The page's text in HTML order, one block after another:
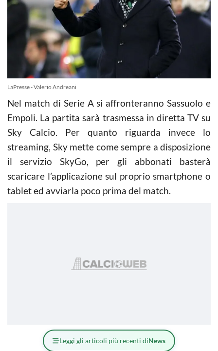
LaPresse - Valerio Andreani
Nel match di Serie A si affronteranno Sassuolo e
Empoli. La partita sarà trasmessa in diretta TV su
Sky Calcio. Per quanto riguarda invece lo
streaming, Sky mette come sempre a disposizione
il servizio SkyGo, per gli abbonati basterà
scaricare l’applicazione sul proprio smartphone o
tablet ed avviarla poco prima del match.
Leggi gli articoli più recenti diNews